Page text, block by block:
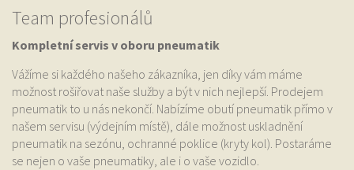
Team profesionálů
Kompletní servis v oboru pneumatik
Vážíme si každého našeho zákazníka, jen díky vám máme
možnost rošiřovat naše služby a být v nich nejlepší. Prodejem
pneumatik to u nás nekončí. Nabízíme obutí pneumatik přímo v
našem servisu (výdejním místě), dále možnost uskladnění
pneumatik na sezónu, ochranné poklice (kryty kol). Postaráme
se nejen o vaše pneumatiky, ale i o vaše vozidlo.